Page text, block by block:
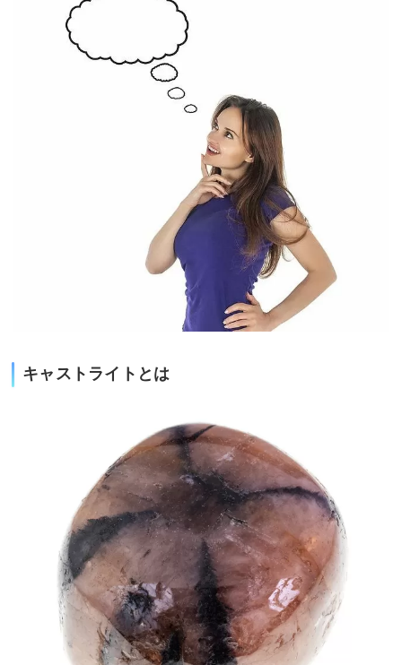
キャストライトとは